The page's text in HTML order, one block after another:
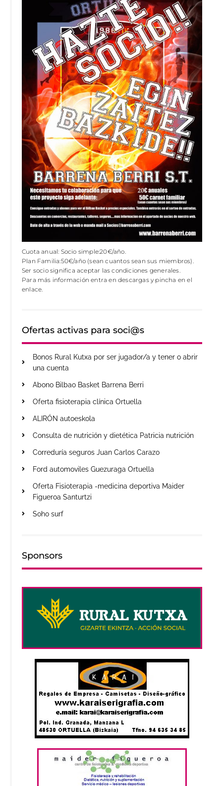
Cuota anual: Socio simple:20€/año.
Plan Familia:50€/año (sean cuantos sean sus miembros).
Ser socio significa aceptar las condiciones generales.
Para más información entra en descargas y pincha en el
enlace.
Ofertas activas para soci@s
Bonos Rural Kutxa por ser jugador/a y tener o abrir
una cuenta
Abono Bilbao Basket Barrena Berri
Oferta fisioterapia clínica Ortuella
ALIRÓN autoeskola
Consulta de nutrición y dietética Patricia nutrición
Correduría seguros Juan Carlos Carazo
Ford automoviles Guezuraga Ortuella
Oferta Fisioterapia -medicina deportiva Maider
Figueroa Santurtzi
Soho surf
Sponsors